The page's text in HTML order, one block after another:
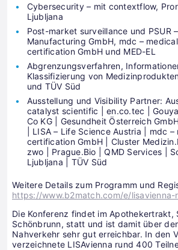
Cybersecurity – mit contextflow,
Ljubljana
Post-market surveillance und PSUR
Manufacturing GmbH, mdc –
certification GmbH und MED-EL
Abgrenzungsverfahren,
Klassifizierung von
und TÜV Süd
Ausstellung und Visibility Partner:
catalyst scientific | en.co.tec |
Co KG | Gesundheit Österreich
| LISA – Life Science Austria | mdc
certification GmbH | Cluster
zwo | Prague.Bio | QMD Services |
Ljubljana | TÜV Süd
Weitere Details zum Programm und
https://www.b2match.com/e/lisavienna-
Die Konferenz findet im Apothekertrakt,
Schönbrunn, statt und ist damit über
Nahverkehr sehr gut erreichbar. In den
verzeichnete LISAvienna rund 400